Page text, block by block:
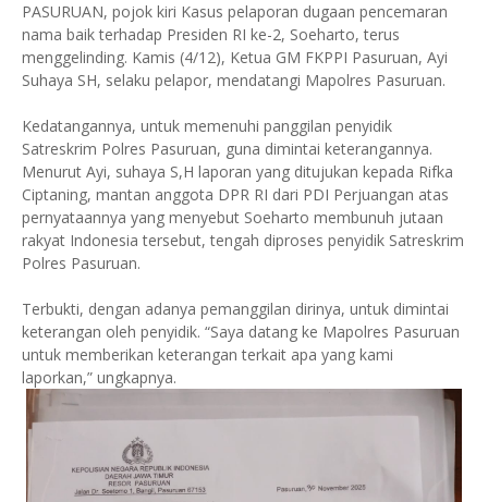
PASURUAN, pojok kiri Kasus pelaporan dugaan pencemaran
nama baik terhadap Presiden RI ke-2, Soeharto, terus
menggelinding. Kamis (4/12), Ketua GM FKPPI Pasuruan, Ayi
Suhaya SH, selaku pelapor, mendatangi Mapolres Pasuruan.
Kedatangannya, untuk memenuhi panggilan penyidik
Satreskrim Polres Pasuruan, guna dimintai keterangannya.
Menurut Ayi, suhaya S,H laporan yang ditujukan kepada Rifka
Ciptaning, mantan anggota DPR RI dari PDI Perjuangan atas
pernyataannya yang menyebut Soeharto membunuh jutaan
rakyat Indonesia tersebut, tengah diproses penyidik Satreskrim
Polres Pasuruan.
Terbukti, dengan adanya pemanggilan dirinya, untuk dimintai
keterangan oleh penyidik. “Saya datang ke Mapolres Pasuruan
untuk memberikan keterangan terkait apa yang kami
laporkan,” ungkapnya.